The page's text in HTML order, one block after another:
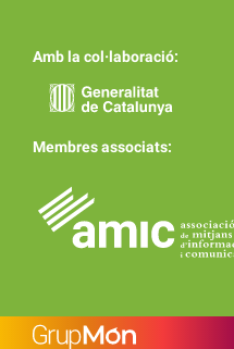
Amb la col·laboració:
Membres associats: